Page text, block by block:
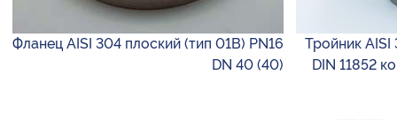
Фланец AISI 304 плоский (тип 01B) PN16
DN 40 (40)
Тройник
DIN 11852